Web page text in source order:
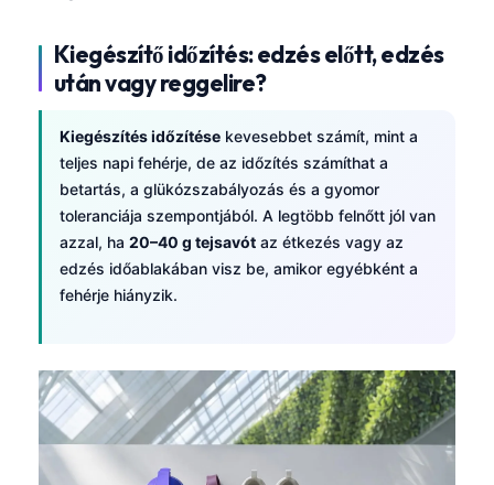
Kiegészítő időzítés: edzés előtt, edzés
után vagy reggelire?
Kiegészítés időzítése kevesebbet számít, mint a
teljes napi fehérje, de az időzítés számíthat a
betartás, a glükózszabályozás és a gyomor
toleranciája szempontjából. A legtöbb felnőtt jól van
azzal, ha 20–40 g tejsavót az étkezés vagy az
edzés időablakában visz be, amikor egyébként a
fehérje hiányzik.
日本語
Čeština
Lietuvių kalba
Polski
한국어
Slovenščina
Shqip
اردو